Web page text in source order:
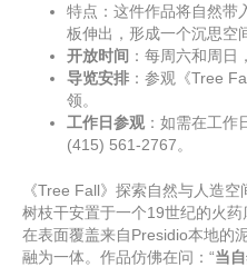
特点：这件作品将自然带
板伸出，形成一个沉思空
开放时间 ：每周六和周日
导览安排 ：参观《Tree
领。
工作日参观 ：如需在工作
(415) 561-2767。
《Tree Fall》探索自然与人造
树枝干安置于一个19世纪的火药
在表面覆盖来自Presidio本地的
融为一体。作品仿佛在问：“当